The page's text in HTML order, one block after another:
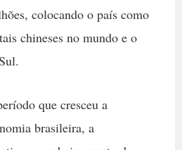
colocando o país como
chineses no mundo e o
que cresceu a
brasileira, a